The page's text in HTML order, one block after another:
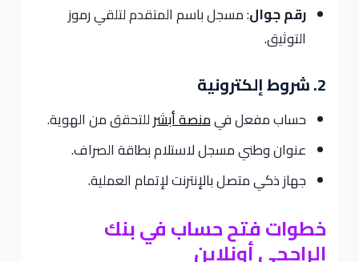
رقم جوال: مسجل باسم المتقدم لتلقي رموز
التوثيق.
2. شروط إلكترونية
حساب مفعل فيمنصة أبشرللتحقق من الهوية.
عنوان وطني مسجل لاستلام بطاقة الصراف.
جهاز ذكي متصل بالإنترنت لإتمام العملية.
خطوات فتح حساب في بنك
الراجحي أونلاين